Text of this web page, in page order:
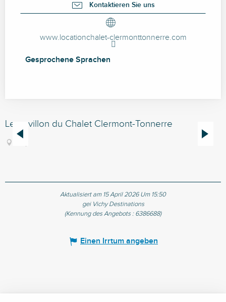
Kontaktieren Sie uns
www.locationchalet-clermonttonnerre.com
Gesprochene Sprachen
Gesprochene Sprachen
Le pavillon du Chalet Clermont-Tonnerre
Aktualisiert am 15 April 2026 Um 15:50
gei Vichy Destinations
(Kennung des Angebots : 6386688)
Einen Irrtum angeben